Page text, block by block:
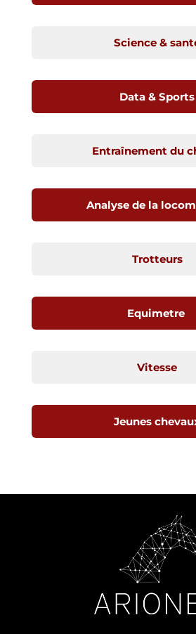
Science &
Data & Sports
Entraînement du
Analyse de la
Trotteurs
Equimetre
Vitesse
Jeunes